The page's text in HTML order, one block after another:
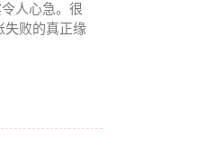
人心急。很
失败的真正缘